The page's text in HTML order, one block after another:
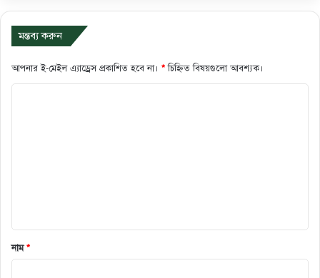
মন্তব্য করুন
আপনার ই-মেইল এ্যাড্রেস প্রকাশিত হবে না। *চিহ্নিত বিষয়গুলো আবশ্যক।
নাম*